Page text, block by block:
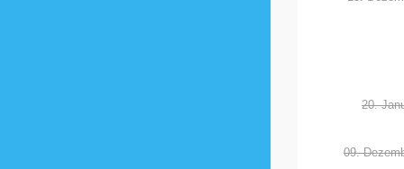
20.
09.